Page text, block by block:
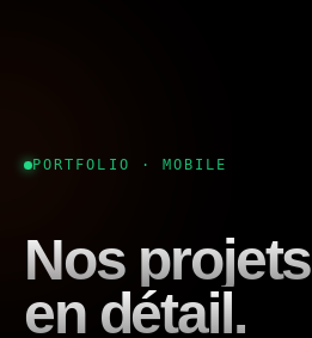
Réalisations
Blog
Contact
PORTFOLIO · MOBILE
Nos projets
en détail.